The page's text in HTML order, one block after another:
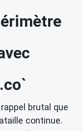
brutal que
continue.